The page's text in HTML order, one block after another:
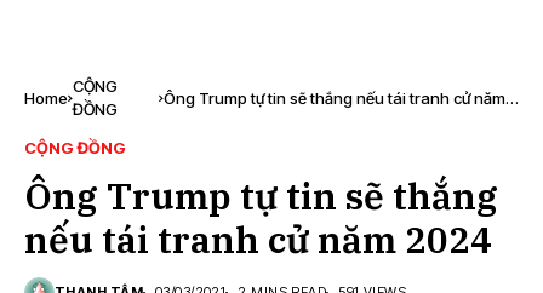
Home
CỘNG
ĐỒNG
Ông Trump tự tin sẽ thắng nếu tái tranh cử năm
CỘNG ĐỒNG
Ông Trump tự tin sẽ thắng
nếu tái tranh cử năm 2024